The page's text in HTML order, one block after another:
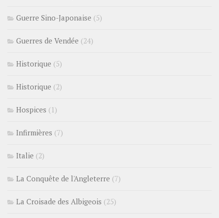
Guerre Sino-Japonaise (5)
Guerres de Vendée (24)
Historique (5)
Historique (2)
Hospices (1)
Infirmières (7)
Italie (2)
La Conquête de l'Angleterre (7)
La Croisade des Albigeois (25)